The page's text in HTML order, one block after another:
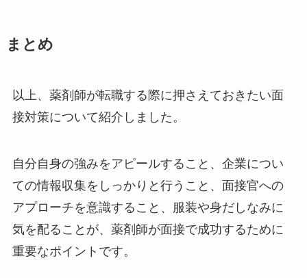
まとめ
以上、薬剤師が転職する際に押さえておきたい面
接対策について紹介しました。
自分自身の強みをアピールすること、企業につい
ての情報収集をしっかりと行うこと、面接官への
アプローチを意識すること、服装や身だしなみに
気を配ることが、薬剤師が面接で成功するために
重要なポイントです。